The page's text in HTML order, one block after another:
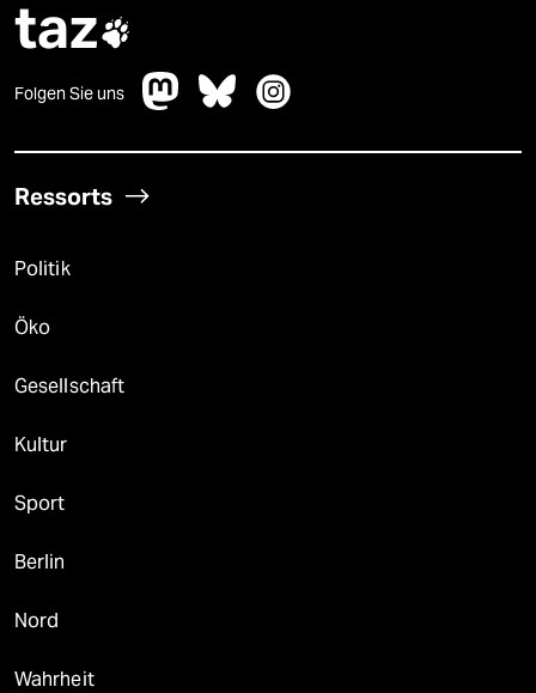
taz
Folgen Sie uns
Ressorts
Politik
Öko
Gesellschaft
Kultur
Sport
Berlin
Nord
Wahrheit